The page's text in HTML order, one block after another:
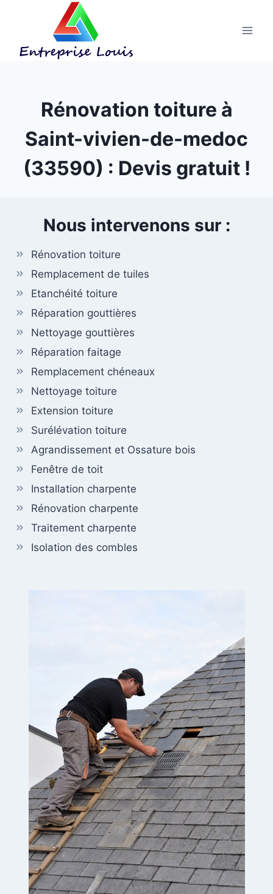
Rénovation toiture à
Saint-vivien-de-medoc
(33590) : Devis gratuit !
Nous intervenons sur :
Rénovation toiture
Remplacement de tuiles
Etanchéité toiture
Réparation gouttières
Nettoyage gouttières
Réparation faitage
Remplacement chéneaux
Nettoyage toiture
Extension toiture
Surélévation toiture
Agrandissement et Ossature bois
Fenêtre de toit
Installation charpente
Rénovation charpente
Traitement charpente
Isolation des combles